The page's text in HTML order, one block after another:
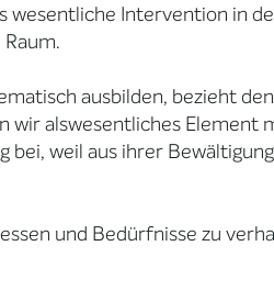
wesentliche Intervention in
ausbilden, bezieht
alswesentliches Element
weil aus ihrer
und Bedürfnisse zu